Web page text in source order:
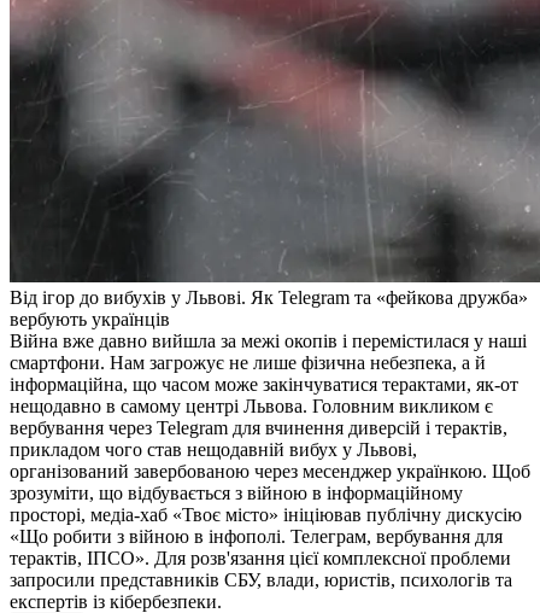
Від ігор до вибухів у Львові. Як Telegram та «фейкова дружба»
вербують українців
Війна вже давно вийшла за межі окопів і перемістилася у наші
смартфони. Нам загрожує не лише фізична небезпека, а й
інформаційна, що часом може закінчуватися терактами, як-от
нещодавно в самому центрі Львова. Головним викликом є
вербування через Telegram для вчинення диверсій і терактів,
прикладом чого став нещодавній вибух у Львові,
організований завербованою через месенджер українкою. Щоб
зрозуміти, що відбувається з війною в інформаційному
просторі, медіа-хаб «Твоє місто» ініціював публічну дискусію
«Що робити з війною в інфополі. Телеграм, вербування для
терактів, ІПСО». Для розв'язання цієї комплексної проблеми
запросили представників СБУ, влади, юристів, психологів та
експертів із кібербезпеки.